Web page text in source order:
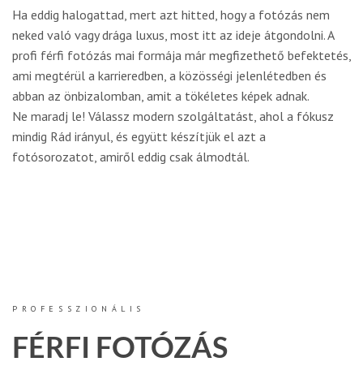
Ha eddig halogattad, mert azt hitted, hogy a fotózás nem
neked való vagy drága luxus, most itt az ideje átgondolni. A
profi férfi fotózás mai formája már megfizethető befektetés,
ami megtérül a karrieredben, a közösségi jelenlétedben és
abban az önbizalomban, amit a tökéletes képek adnak.
Ne maradj le! Válassz modern szolgáltatást, ahol a fókusz
mindig Rád irányul, és együtt készítjük el azt a
fotósorozatot, amiről eddig csak álmodtál.
PROFESSZIONÁLIS
FÉRFI FOTÓZÁS